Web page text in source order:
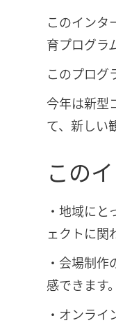
このインタ
育プログラ
このプログ
今年は新型
て、新しい
この
・地域に
ェクトに関
・会場制
感できます。
・オンラ